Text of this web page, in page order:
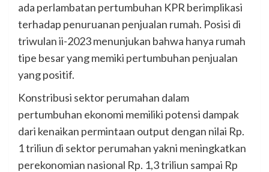
ada perlambatan pertumbuhan KPR berimplikasi
terhadap penuruanan penjualan rumah. Posisi di
triwulan ii-2023 menunjukan bahwa hanya rumah
tipe besar yang memiki pertumbuhan penjualan
yang positif.
Konstribusi sektor perumahan dalam
pertumbuhan ekonomi memiliki potensi dampak
dari kenaikan permintaan output dengan nilai Rp.
1 triliun di sektor perumahan yakni meningkatkan
perekonomian nasional Rp. 1,3 triliun sampai Rp